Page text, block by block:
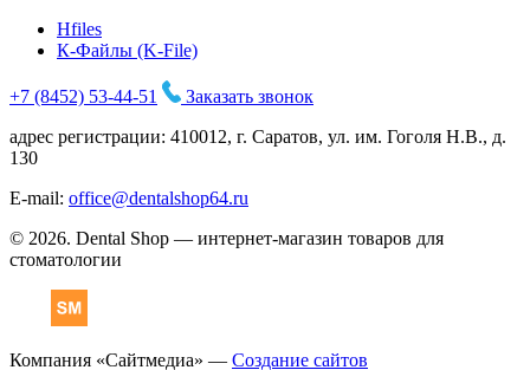
Hfiles
К-Файлы (K-File)
+7 (8452) 53-44-51
Заказать звонок
адрес регистрации: 410012, г. Саратов, ул. им. Гоголя Н.В., д.
130
E-mail: office@dentalshop64.ru
© 2026. Dental Shop — интернет-магазин товаров для
стоматологии
Компания «Сайтмедиа» — Создание сайтов